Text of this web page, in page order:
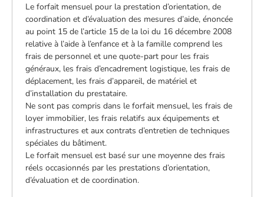
Le forfait mensuel pour la prestation d’orientation, de
coordination et d’évaluation des mesures d’aide, énoncée
au point 15 de l’article 15 de la loi du 16 décembre 2008
relative à l’aide à l’enfance et à la famille comprend les
frais de personnel et une quote-part pour les frais
généraux, les frais d’encadrement logistique, les frais de
déplacement, les frais d’appareil, de matériel et
d’installation du prestataire.
Ne sont pas compris dans le forfait mensuel, les frais de
loyer immobilier, les frais relatifs aux équipements et
infrastructures et aux contrats d’entretien de techniques
spéciales du bâtiment.
Le forfait mensuel est basé sur une moyenne des frais
réels occasionnés par les prestations d’orientation,
d’évaluation et de coordination.